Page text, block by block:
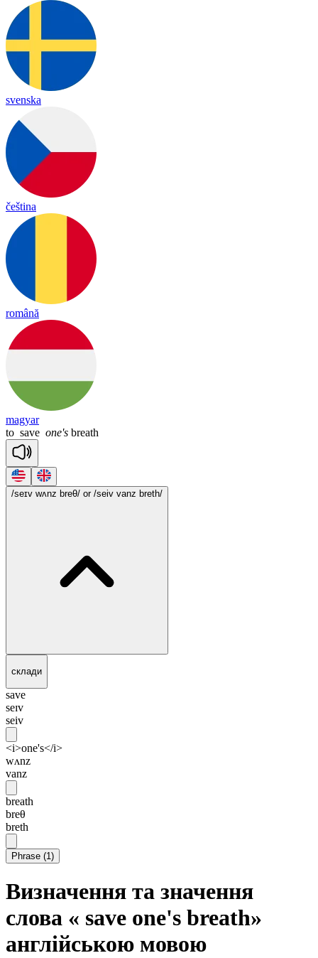
svenska
čeština
română
magyar
to save one's breath
/seɪv wʌnz breθ/ or /seiv vanz breth/
склади
save
seɪv
seiv
<i>one's</i>
wʌnz
vanz
breath
breθ
breth
Phrase (1)
Визначення та значення
слова « save one's breath»
англійською мовою